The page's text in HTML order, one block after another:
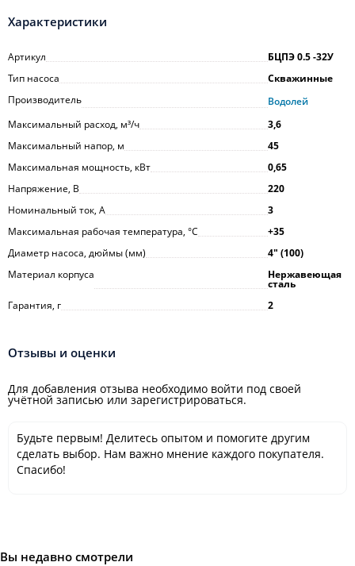
Характеристики
Артикул
БЦПЭ 0.5 -32У
Тип насоса
Скважинные
Производитель
Водолей
Максимальный расход, м³/ч
3,6
Максимальный напор, м
45
Максимальная мощность, кВт
0,65
Напряжение, В
220
Номинальный ток, А
3
Максимальная рабочая температура, °С
+35
Диаметр насоса, дюймы (мм)
4ʺ (100)
Материал корпуса
Нержавеющая
сталь
Гарантия, г
2
Отзывы и оценки
Для добавления отзыва необходимо войти под своей
учётной записью или зарегистрироваться.
Будьте первым! Делитесь опытом и помогите другим
сделать выбор. Нам важно мнение каждого покупателя.
Спасибо!
Вы недавно смотрели